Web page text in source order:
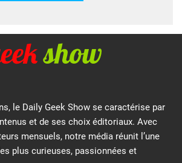
le Daily Geek Show se caractérise par
et de ses choix éditoriaux. Avec
mensuels, notre média réunit l’une
plus curieuses, passionnées et